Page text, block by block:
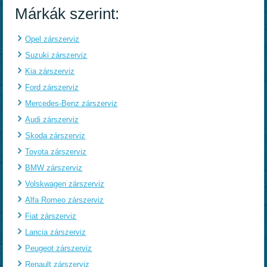
Márkák szerint:
Opel zárszerviz
Suzuki zárszerviz
Kia zárszerviz
Ford zárszerviz
Mercedes-Benz zárszerviz
Audi zárszerviz
Skoda zárszerviz
Toyota zárszerviz
BMW zárszerviz
Volskwagen zárszerviz
Alfa Romeo zárszerviz
Fiat zárszerviz
Lancia zárszerviz
Peugeot zárszerviz
Renault zárszerviz